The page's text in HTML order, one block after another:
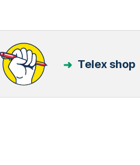
Telex shop